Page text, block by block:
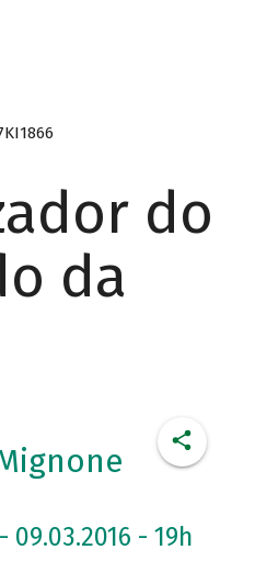
do
da
09.03.2016 - 19h